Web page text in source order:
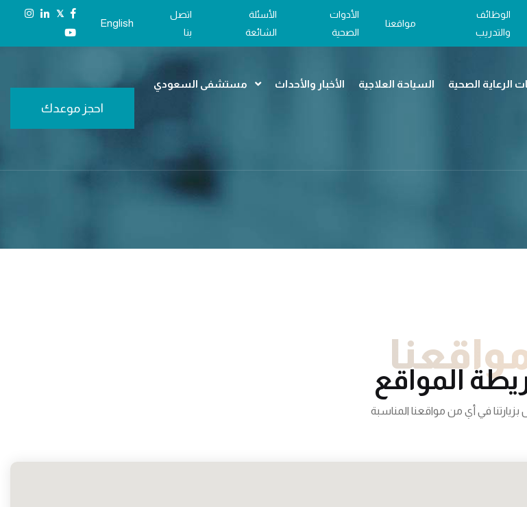
الوظائف
والتدريب
مواقعنا
الأدوات
الصحية
الأسئلة
الشائعة
اتصل
بنا
English
𝕏
الرعاية الصحية السياحة العلاجية الأخبار والأحداث مستشفى السعودي
احجز موعدك
المواقع
في أي من مواقعنا المناسبة